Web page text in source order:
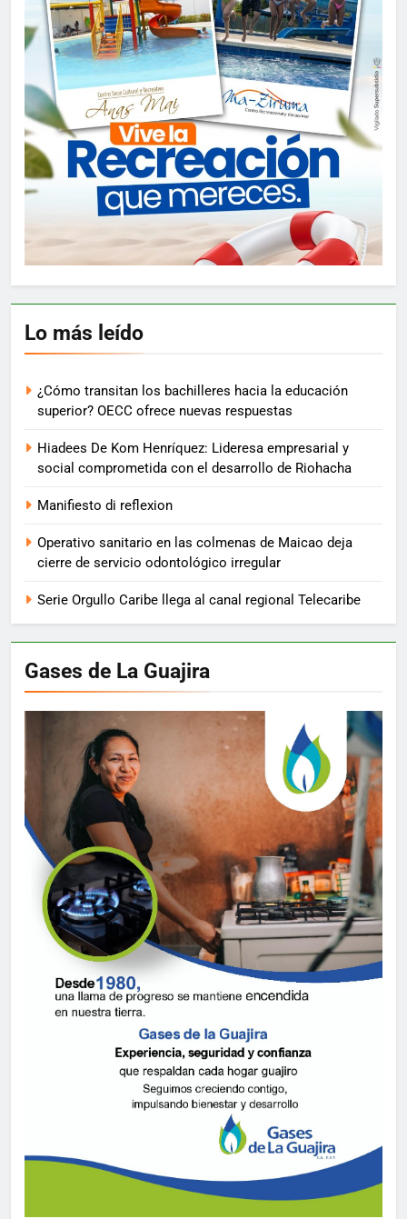
Lo más leído
¿Cómo transitan los bachilleres hacia la educación
superior? OECC ofrece nuevas respuestas
Hiadees De Kom Henríquez: Lideresa empresarial y
social comprometida con el desarrollo de Riohacha
Manifiesto di reflexion
Operativo sanitario en las colmenas de Maicao deja
cierre de servicio odontológico irregular
Serie Orgullo Caribe llega al canal regional Telecaribe
Gases de La Guajira